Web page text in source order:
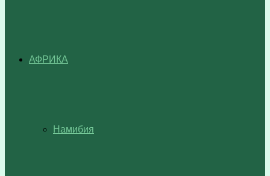
АФРИКА
Намибия